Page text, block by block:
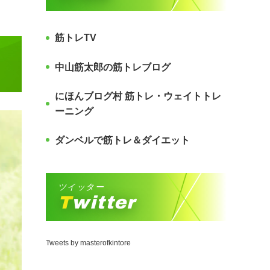
筋トレTV
中山筋太郎の筋トレブログ
にほんブログ村 筋トレ・ウェイトトレ
ーニング
ダンベルで筋トレ＆ダイエット
ツイッター
Twitter
Tweets by masterofkintore